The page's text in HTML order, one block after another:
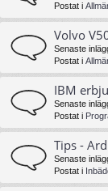
Postat i
Volvo
Senaste
Postat i
IBM
Senaste
Postat i
Tips -
Senaste
Postat i